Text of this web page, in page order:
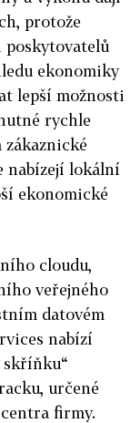
protože
poskytovatelů
ekonomiky
lepší možnosti
rychle
nabízejí lokální
ekonomické
cloudu,
veřejného
datovém
nabízí
skříňku“
určené
firmy.